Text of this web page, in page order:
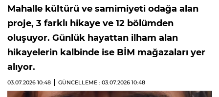
Mahalle kültürü ve samimiyeti odağa alan
proje, 3 farklı hikaye ve 12 bölümden
oluşuyor. Günlük hayattan ilham alan
hikayelerin kalbinde ise BİM mağazaları yer
alıyor.
03.07.2026 10:48 GÜNCELLEME : 03.07.2026 10:48